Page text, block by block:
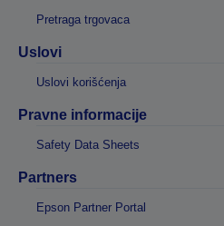
Pretraga trgovaca
Uslovi
Uslovi korišćenja
Pravne informacije
Safety Data Sheets
Partners
Epson Partner Portal